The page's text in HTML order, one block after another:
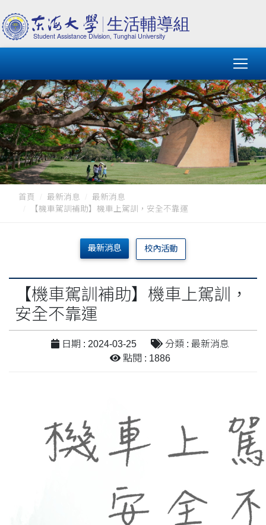
首頁 最新消息
最新消息
【機車駕訓補助】機車上駕訓，安全不靠運
最新消息 校內活動
【機車駕訓補助】機車上駕訓，
安全不靠運
日期 : 2024-03-25
分類 : 最新消息
點閱 : 1886